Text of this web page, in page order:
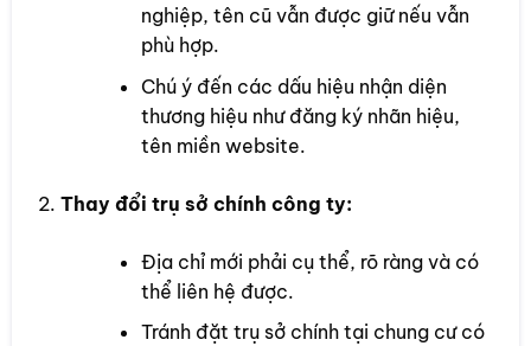
nghiệp, tên cũ vẫn được giữ nếu vẫn
phù hợp.
Chú ý đến các dấu hiệu nhận diện
thương hiệu như đăng ký nhãn hiệu,
tên miền website.
Thay đổi trụ sở chính công ty:
Địa chỉ mới phải cụ thể, rõ ràng và có
thể liên hệ được.
Tránh đặt trụ sở chính tại chung cư có